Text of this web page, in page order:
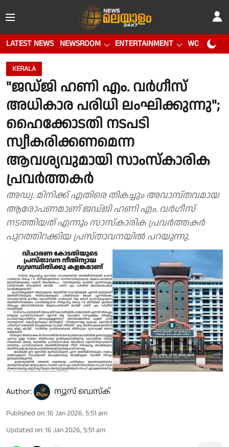
LATEST NEWS NEWSROOM ENTERTAINMENT WORLD CUP
KERALA
"ജഡ്ജി ഹണി എം. വർഗീസ്
അധികാര പരിധി ലംഘിക്കുന്നു";
ഹൈക്കോടതി നടപടി
സ്വീകരിക്കണമെന്ന
ആവശ്യവുമായി സാംസ്‌കാരിക
പ്രവർത്തകർ
അഡ്വ. മിനിക്ക് എതിരെ തികച്ചും അവാസ്‌തവമായ
ആരോപണമാണ് ജഡ്‌ജി ഹണി എം. വർഗീസ്
നടത്തിയത് എന്നും സാസ്കാരിക പ്രവർത്തകർ
പുറത്തിറക്കിയ പ്രസ്താവനയിൽ പറയുന്നു.
Author: ന്യൂസ് ഡെസ്ക്
Published on: 16 Jan 2026, 5:51 am
Updated on: 16 Jan 2026, 5:51 am